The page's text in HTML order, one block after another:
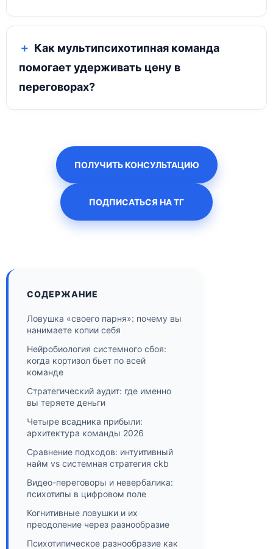
Как мультипсихотипная команда
помогает удерживать цену в
переговорах?
ПОЛУЧИТЬ КОНСУЛЬТАЦИЮ
ПОДПИСАТЬСЯ НА ТГ
СОДЕРЖАНИЕ
Ловушка «своего парня»: почему вы
нанимаете копии себя
Нейробиология системного сбоя:
когда кортизол бьет по всей
команде
Стратегический аудит: где именно
вы теряете деньги
Четыре всадника прибыли:
архитектура команды 2026
Сравнение подходов: интуитивный
найм vs системная стратегия ckb
Видео-переговоры и невербалика:
психотипы в цифровом поле
Когнитивные ловушки и их
преодоление через разнообразие
Психотипическое разнообразие как